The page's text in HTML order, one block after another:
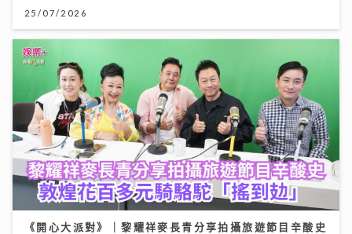
25/07/2026
《開心大派對》｜黎耀祥麥長青分享拍攝旅遊節目辛酸史